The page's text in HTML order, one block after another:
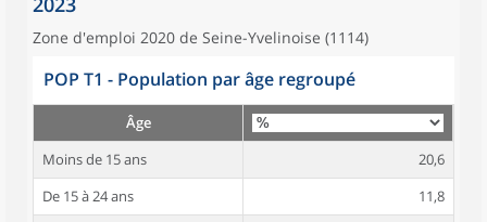
Zone d'emploi 2020 de Seine-Yvelinoise (1114)
POP T1 - Population par âge regroupé
Âge
Moins de 15 ans
20,6
De 15 à 24 ans
11,8